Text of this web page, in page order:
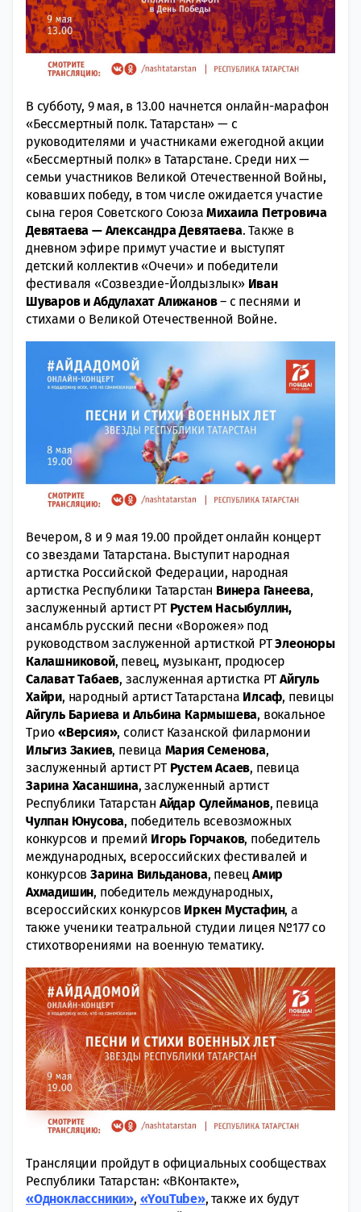
В субботу, 9 мая, в 13.00 начнется онлайн-марафон
«Бессмертный полк. Татарстан» — с
руководителями и участниками ежегодной акции
«Бессмертный полк» в Татарстане. Среди них —
семьи участников Великой Отечественной Войны,
ковавших победу, в том числе ожидается участие
сына героя Советского СоюзаМихаила Петровича
Девятаева — Александра Девятаева. Также в
дневном эфире примут участие и выступят
детский коллектив «Очечи» и победители
фестиваля «Созвездие-Йолдызлык» Иван
Шуваров и Абдулахат Алижанов– с песнями и
стихами о Великой Отечественной Войне.
Вечером, 8 и 9 мая 19.00 пройдет онлайн концерт
со звездами Татарстана. Выступит народная
артистка Российской Федерации, народная
артистка Республики Татарстан Винера Ганеева,
заслуженный артист РТ Рустем Насыбуллин,
ансамбль русский песни «Ворожея» под
руководством заслуженной артисткой РТЭлеоноры
Калашниковой, певец, музыкант, продюсер
Салават Табаев, заслуженная артистка РТАйгуль
Хайри, народный артист Татарстана Илсаф, певицы
Айгуль Бариева и Альбина Кармышева, вокальное
Трио «Версия», солист Казанской филармонии
Ильгиз Закиев, певица Мария Семенова,
заслуженный артист РТ Рустем Асаев, певица
Зарина Хасаншина, заслуженный артист
Республики Татарстан Айдар Сулейманов, певица
Чулпан Юнусова, победитель всевозможных
конкурсов и премий Игорь Горчаков, победитель
международных, всероссийских фестивалей и
конкурсовЗарина Вильданова, певецАмир
Ахмадишин, победитель международных,
всероссийских конкурсов Иркен Мустафин, а
также ученики театральной студии лицея №177 со
стихотворениями на военную тематику.
Трансляции пройдут в официальных сообществах
Республики Татарстан: «ВКонтакте»,
«Одноклассники», «YouTube», также их будут